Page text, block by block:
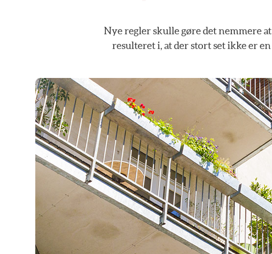
Nye regler skulle gøre det nemmere at
resultereti,atderstortsetikkeeren